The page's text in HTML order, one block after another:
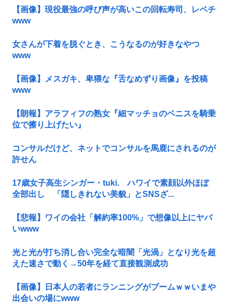
【画像】現役最強の呼び声が高いこの回転寿司、レベチ
www
女さんが下着を脱ぐとき、こうなるのが好きなやつ
www
【画像】メスガキ、卑猥な『舌なめずり画像』を投稿
www
【朗報】アラフィフの熟女『細マッチョのペニスを騎乗
位で擦り上げたい』
コンサルだけど、ネットでコンサルを馬鹿にされるのが
許せん
17歳女子高生シンガー・tuki. ハワイで素顔以外ほぼ
全部出し 「隠しきれない美貌」とSNSざ...
【悲報】ワイの会社「解約率100%」で想像以上にヤバ
いwww
光と光が打ち消し合い完全な暗闇「光渦」となり光を超
えた速さで動く→50年を経て直接観測成功
【画像】日本人の若者にランニングがブームｗｗいまや
出会いの場にwww